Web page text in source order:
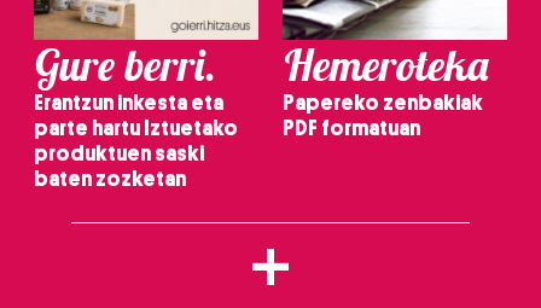
Gure berri.
Erantzun inkesta eta
parte hartu Iztuetako
produktuen saski
baten zozketan
Hemeroteka
Papereko zenbakiak
PDF formatuan
+